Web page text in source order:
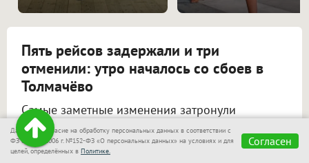
Пять рейсов задержали и три
отменили: утро началось со сбоев в
Толмачёво
Самые заметные изменения затронули
направление Сочи.
#Аэропорт Толмачёво
Даю своё согласие на обработку персональных данных в соответствии с
ФЗ от 27.07.2006 г. №152-ФЗ «О персональных данных» на условиях и для
целей, определённых в Политике.
Согласен